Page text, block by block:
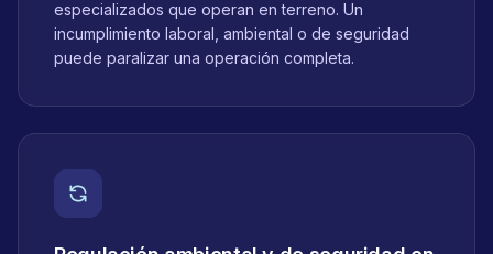
especializados que operan en terreno. Un
incumplimiento laboral, ambiental o de seguridad
puede paralizar una operación completa.